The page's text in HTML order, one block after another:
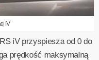
iV
iV przyspiesza od 0 do
prędkość maksymalną